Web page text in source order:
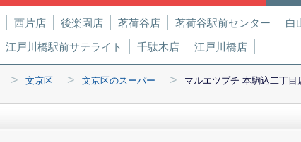
西片店 後楽園店 茗荷谷店 茗荷谷駅前センター 白
江戸川橋駅前サテライト 千駄木店 江戸川橋店
> 文京区 > 文京区のスーパー > マルエツプチ 本駒込二丁目